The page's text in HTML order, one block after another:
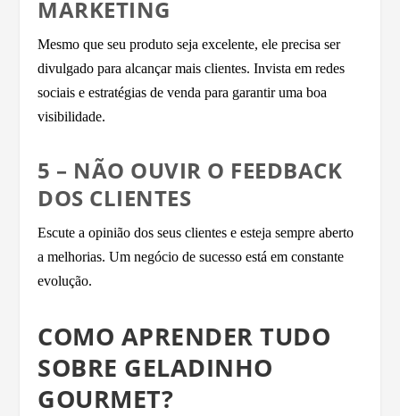
MARKETING
Mesmo que seu produto seja excelente, ele precisa ser
divulgado para alcançar mais clientes. Invista em redes
sociais e estratégias de venda para garantir uma boa
visibilidade.
5 – NÃO OUVIR O FEEDBACK
DOS CLIENTES
Escute a opinião dos seus clientes e esteja sempre aberto
a melhorias. Um negócio de sucesso está em constante
evolução.
COMO APRENDER TUDO
SOBRE GELADINHO
GOURMET?